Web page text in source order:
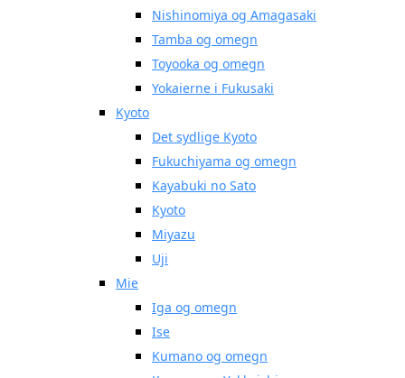
Nishinomiya og Amagasaki
Tamba og omegn
Toyooka og omegn
Yokaierne i Fukusaki
Kyoto
Det sydlige Kyoto
Fukuchiyama og omegn
Kayabuki no Sato
Kyoto
Miyazu
Uji
Mie
Iga og omegn
Ise
Kumano og omegn